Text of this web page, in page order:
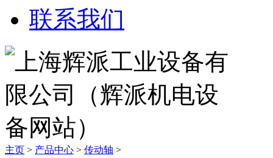
联系我们
主页 > 产品中心 > 传动轴 >